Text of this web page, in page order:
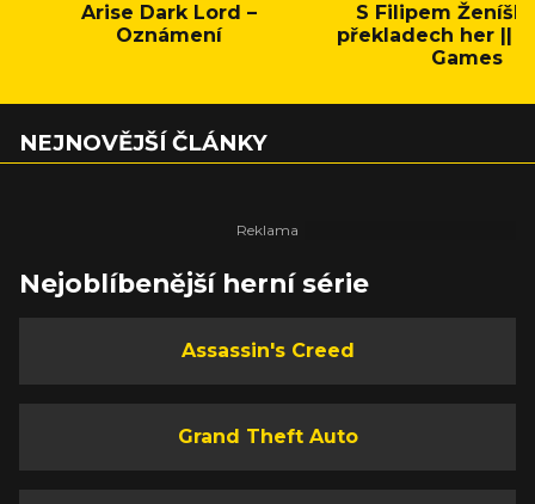
Arise Dark Lord –
Oznámení
S Filipem
překladech her ||
Games
NEJNOVĚJŠÍ ČLÁNKY
Nejoblíbenější herní série
Assassin's Creed
Grand Theft Auto